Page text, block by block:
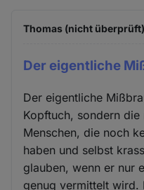
Thomas (nicht überprüft)
Der eigentliche
Der eigentliche
Kopftuch, sondern
Menschen, die noch
haben und selbst
glauben, wenn er nur
genug vermittelt wird.